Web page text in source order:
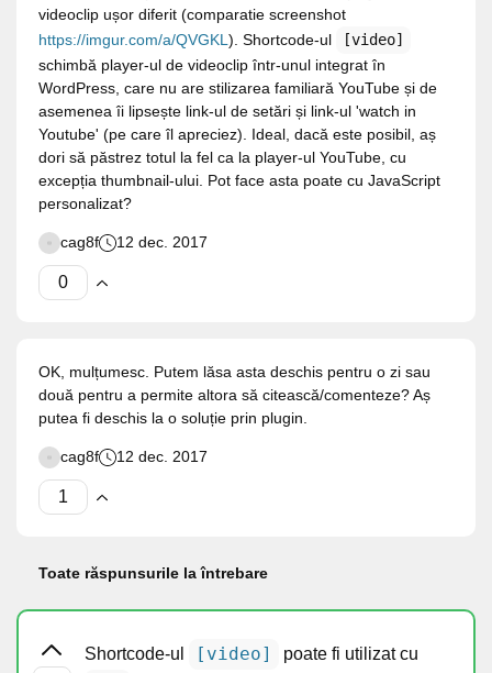
videoclip ușor diferit (comparatie screenshot
https://imgur.com/a/QVGKL ). Shortcode-ul
[video]
schimbă player-ul de videoclip într-unul integrat în
WordPress, care nu are stilizarea familiară YouTube și de
asemenea îi lipsește link-ul de setări și link-ul 'watch in
Youtube' (pe care îl apreciez). Ideal, dacă este posibil, aș
dori să păstrez totul la fel ca la player-ul YouTube, cu
excepția thumbnail-ului. Pot face asta poate cu JavaScript
personalizat?
cag8f 12 dec. 2017
OK, mulțumesc. Putem lăsa asta deschis pentru o zi sau
două pentru a permite altora să citească/comenteze? Aș
putea fi deschis la o soluție prin plugin.
cag8f 12 dec. 2017
Toate răspunsurile la întrebare
Shortcode-ul [video] poate fi utilizat cu